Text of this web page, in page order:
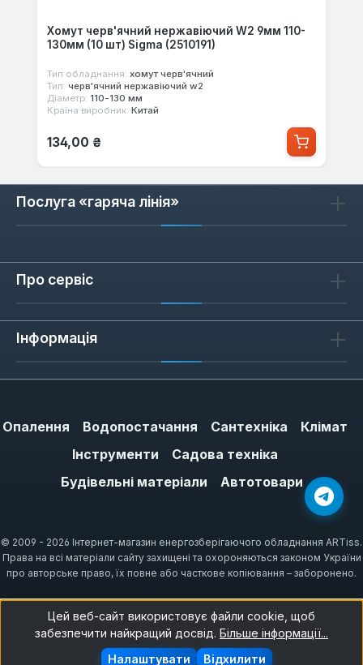
Хомут черв'ячний нержавіючий W2 9мм 110-
130мм (10 шт) Sigma (2510191)
Тип обладнання: хомут черв'ячний
Тип: черв'ячний нержавіючий w2
Діаметр: 110-130 мм
Країна виробник: Китай
Звичайна ціна:
134,00 ₴
Послуга «гаряча лінія»
Про сервіс
Інформація
Опалення Водопостачання Сантехніка
Клімат
Інструменти
Садова техніка
Будівельні матеріали
Автотовари
© 2009 - 2026 Інтернет-магазин енергозберігаючого обладнання ARTiss.
Права на всі матеріали сайту захищені та охороняються законом України
про авторське право, їх повне або часткове копіювання – заборонено.
Цей веб-сайт використовує файли cookie, щоб
забезпечити найкращий досвід. Більше інформації...
Відхилити
Налаштувати